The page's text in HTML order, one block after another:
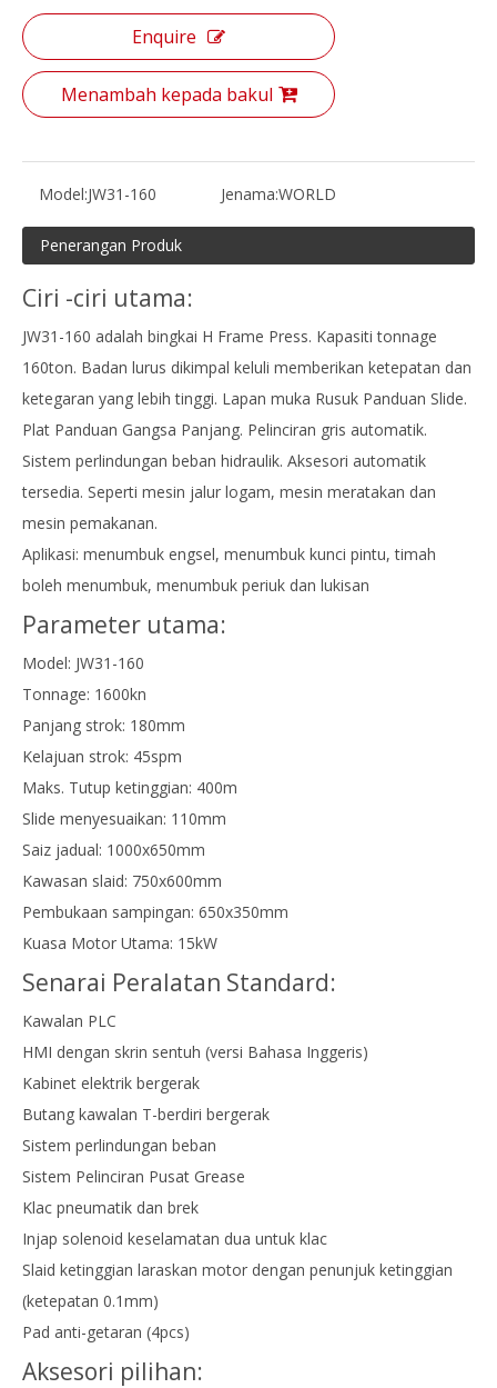
Enquire
Menambah kepada bakul
Model:JW31-160 Jenama:WORLD
Penerangan Produk
Ciri -ciri utama:
JW31-160 adalah bingkai H Frame Press. Kapasiti tonnage
160ton. Badan lurus dikimpal keluli memberikan ketepatan dan
ketegaran yang lebih tinggi. Lapan muka Rusuk Panduan Slide.
Plat Panduan Gangsa Panjang. Pelinciran gris automatik.
Sistem perlindungan beban hidraulik. Aksesori automatik
tersedia. Seperti mesin jalur logam, mesin meratakan dan
mesin pemakanan.
Aplikasi: menumbuk engsel, menumbuk kunci pintu, timah
boleh menumbuk, menumbuk periuk dan lukisan
Parameter utama:
Model: JW31-160
Tonnage: 1600kn
Panjang strok: 180mm
Kelajuan strok: 45spm
Maks. Tutup ketinggian: 400m
Slide menyesuaikan: 110mm
Saiz jadual: 1000x650mm
Kawasan slaid: 750x600mm
Pembukaan sampingan: 650x350mm
Kuasa Motor Utama: 15kW
Senarai Peralatan Standard:
Kawalan PLC
HMI dengan skrin sentuh (versi Bahasa Inggeris)
Kabinet elektrik bergerak
Butang kawalan T-berdiri bergerak
Sistem perlindungan beban
Sistem Pelinciran Pusat Grease
Klac pneumatik dan brek
Injap solenoid keselamatan dua untuk klac
Slaid ketinggian laraskan motor dengan penunjuk ketinggian
(ketepatan 0.1mm)
Pad anti-getaran (4pcs)
Aksesori pilihan: